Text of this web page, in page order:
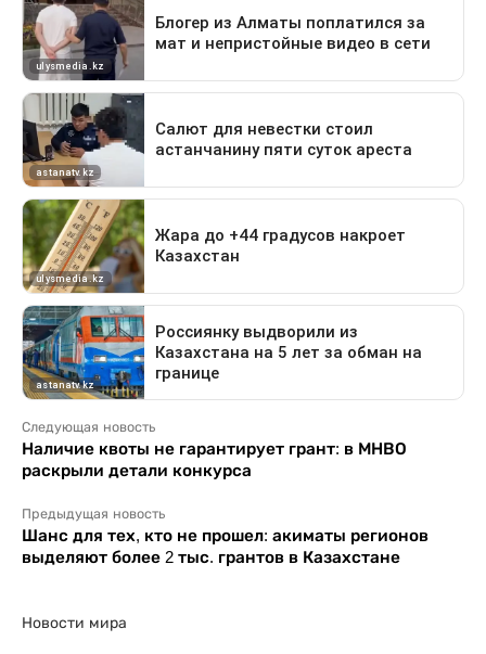
Следующая новость
Наличие квоты не гарантирует грант: в МНВО
раскрыли детали конкурса
Предыдущая новость
Шанс для тех, кто не прошел: акиматы регионов
выделяют более 2 тыс. грантов в Казахстане
Новости мира